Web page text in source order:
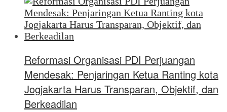
Reformasi Organisasi PDI Perjuangan
Mendesak: Penjaringan Ketua Ranting kota
Jogjakarta Harus Transparan, Objektif, dan
Berkeadilan